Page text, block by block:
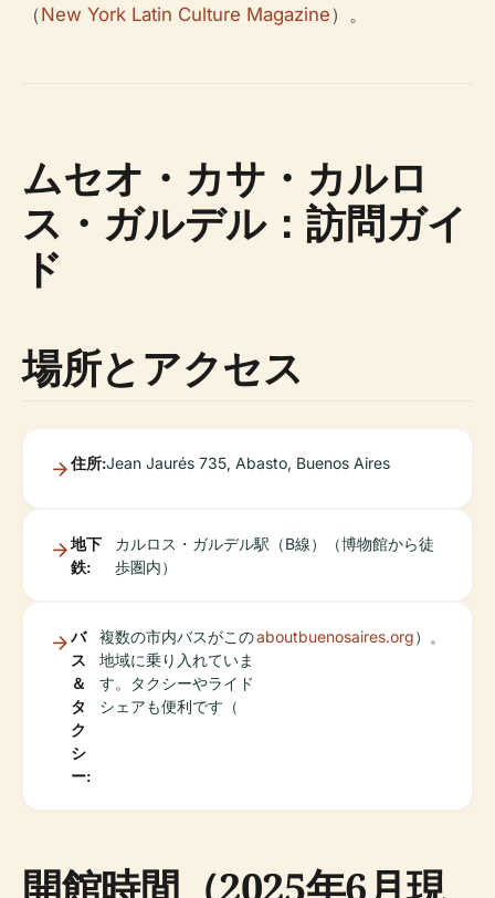
（New York Latin Culture Magazine）。
ムセオ・カサ・カルロ
ス・ガルデル：訪問ガイ
ド
場所とアクセス
住所:Jean Jaurés 735, Abasto, Buenos Aires
地下
鉄:
カルロス・ガルデル駅（B線）（博物館から徒
歩圏内）
バ
ス
＆
タ
ク
シ
ー:
複数の市内バスがこの
地域に乗り入れていま
す。タクシーやライド
シェアも便利です（
aboutbuenosaires.org）。